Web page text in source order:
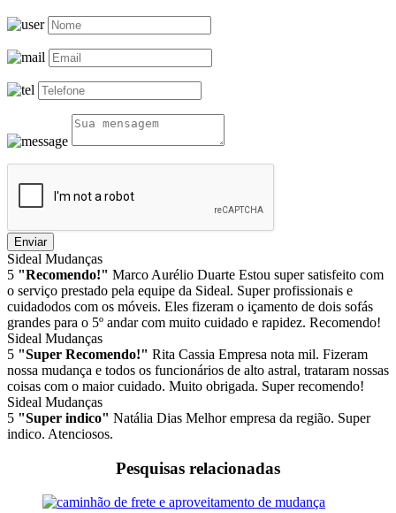
Enviar
Sideal Mudanças
5 "Recomendo!" Marco Aurélio Duarte Estou super satisfeito com
o serviço prestado pela equipe da Sideal. Super profissionais e
cuidadodos com os móveis. Eles fizeram o içamento de dois sofás
grandes para o 5º andar com muito cuidado e rapidez. Recomendo!
Sideal Mudanças
5 "Super Recomendo!" Rita Cassia Empresa nota mil. Fizeram
nossa mudança e todos os funcionários de alto astral, trataram nossas
coisas com o maior cuidado. Muito obrigada. Super recomendo!
Sideal Mudanças
5 "Super indico" Natália Dias Melhor empresa da região. Super
indico. Atenciosos.
Pesquisas relacionadas